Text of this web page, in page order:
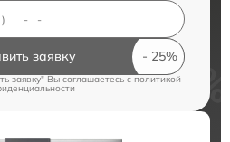
заявку
заявку" Вы соглашаетесь c политикой